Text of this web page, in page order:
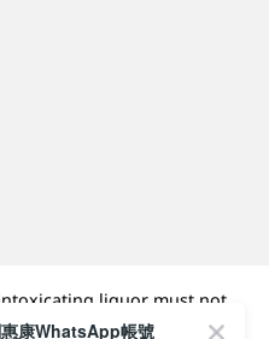
liquor must not
18) in the course of
康WhatsApp帳號